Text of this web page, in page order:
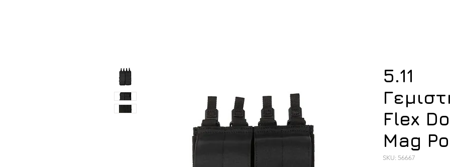
5.11
Flex
Mag
SKU: 56667